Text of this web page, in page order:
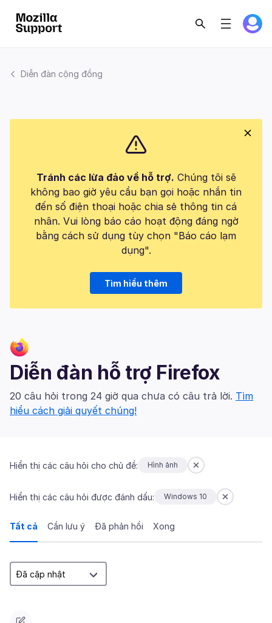
Diễn đàn cộng đồng
Tránh các lừa đảo về hỗ trợ. Chúng tôi sẽ
không bao giờ yêu cầu bạn gọi hoặc nhắn tin
đến số điện thoại hoặc chia sẻ thông tin cá
nhân. Vui lòng báo cáo hoạt động đáng ngờ
bằng cách sử dụng tùy chọn "Báo cáo lạm
dụng".
Tìm hiểu thêm
Diễn đàn hỗ trợ Firefox
20 câu hỏi trong 24 giờ qua chưa có câu trả lời. Tìm
hiểu cách giải quyết chúng!
Hiển thị các câu hỏi cho chủ đề: Hình ảnh
Hiển thị các câu hỏi được đánh dấu: Windows 10
Tất cả Cần lưu ý Đã phản hồi Xong